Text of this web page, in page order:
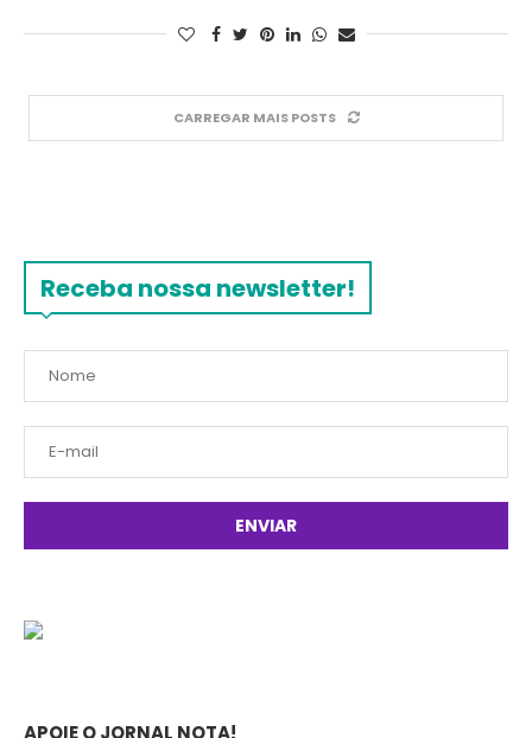
CARREGAR MAIS POSTS
Receba nossa newsletter!
APOIE O JORNAL NOTA!